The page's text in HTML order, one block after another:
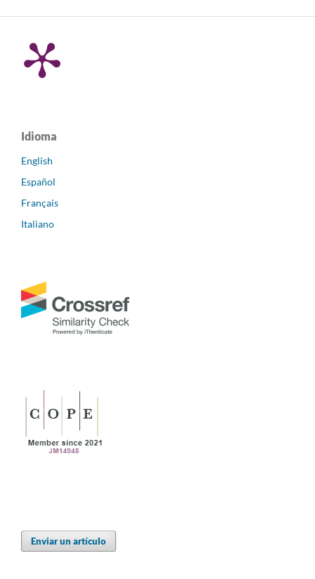
Idioma
English
Español
Français
Italiano
Enviar un artículo